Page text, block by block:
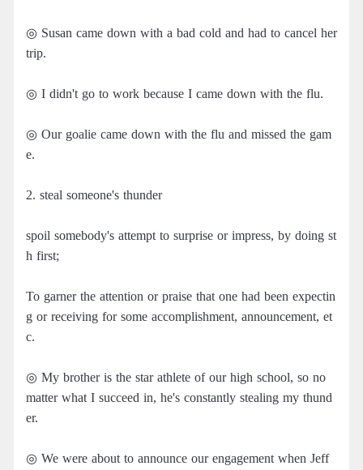
◎ Susan came down with a bad cold and had to cancel her
trip.
◎ I didn't go to work because I came down with the flu.
◎ Our goalie came down with the flu and missed the gam
e.
2. steal someone's thunder
spoil somebody's attempt to surprise or impress, by doing st
h first;
To garner the attention or praise that one had been expectin
g or receiving for some accomplishment, announcement, et
c.
◎ My brother is the star athlete of our high school, so no
matter what I succeed in, he's constantly stealing my thund
er.
◎ We were about to announce our engagement when Jeff